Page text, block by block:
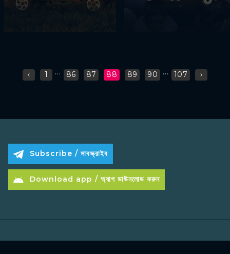
‹ 1 ... 86 87 88 89 90 ... 107 ›
Subscribe / সাবস্ক্রাইব
Download app / অ্যাপ ডাউনলোড করুন